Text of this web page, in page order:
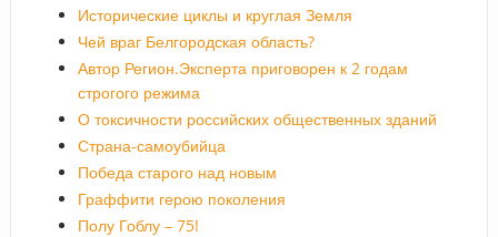
Исторические циклы и круглая Земля
Чей враг Белгородская область?
Автор Регион.Эксперта приговорен к 2 годам
строгого режима
О токсичности российских общественных зданий
Страна-самоубийца
Победа старого над новым
Граффити герою поколения
Полу Гоблу – 75!